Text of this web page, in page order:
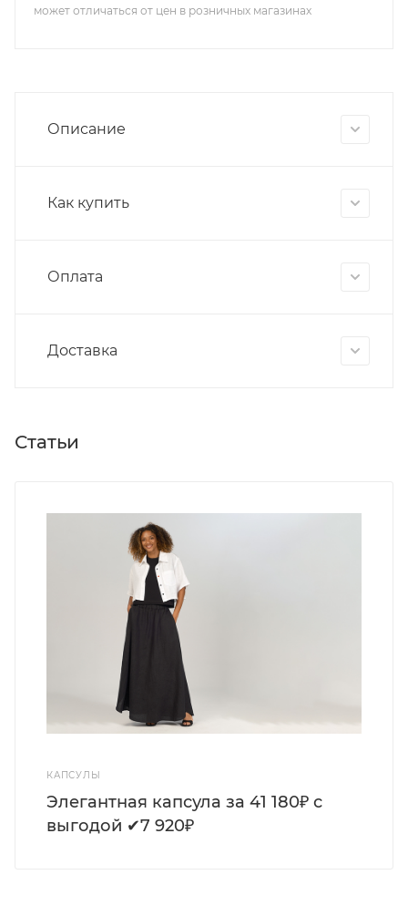
может отличаться от цен в розничных магазинах
Описание
Как купить
Оплата
Доставка
Статьи
КАПСУЛЫ
Элегантная капсула за 41 180₽ с
выгодой ✔7 920₽